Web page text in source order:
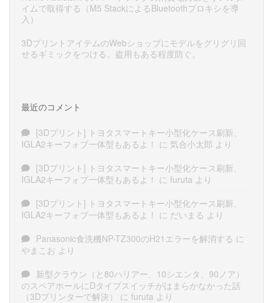
イムで取得する（M5 StackによるBluetoothプロキシを導
入）
3DプリントアイテムのWebショップにモデルをグリグリ回
せるギミックをつける。盗用もある程度防ぐ。
最近のコメント
[3Dプリント] トヨタスマートキー小型化ケース刷新、
IGLA2キーフォブ一体型もあるよ！ に 気合小太郎 より
[3Dプリント] トヨタスマートキー小型化ケース刷新、
IGLA2キーフォブ一体型もあるよ！ に furuta より
[3Dプリント] トヨタスマートキー小型化ケース刷新、
IGLA2キーフォブ一体型もあるよ！ に だいまる より
Panasonic食洗機NP-TZ300のH21エラーを解消する に
やまこお より
新型クラウン（と80ハリアー、10シエンタ、90ノア）
のスペアホールにDタイプスイッチがはまらかなかった話
（3Dプリンターで解決）
に furuta より